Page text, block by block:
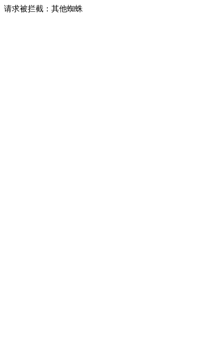
请求被拦截：其他蜘蛛